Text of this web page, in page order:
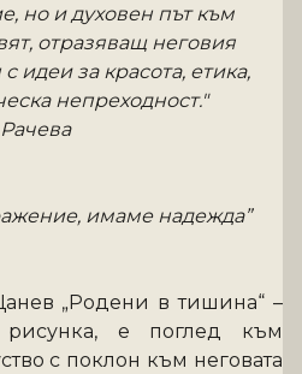
но и духовен път към
отразяващ неговия
идеи за красота, етика,
непреходност."
имаме надежда”
„Родени в тишина“ –
рисунка, е поглед към
с поклон към неговата